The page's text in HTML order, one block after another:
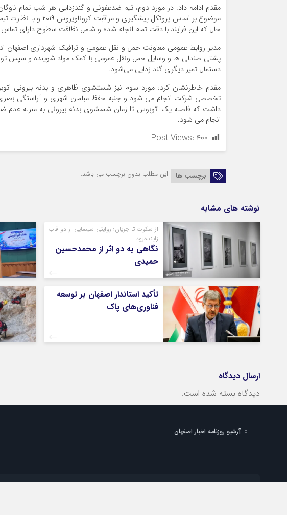
مقدم ادامه داد: در مورد دوم، تیم ضدعفونی و گندزدایی هر شب تمام
موضوع بر اساس پروتکل
حال که این فرایند با دقت تمام انجام شده و شامل نظافت سطوح دارای
مدیر روابط عمومی معاونت حمل ‌و نقل عمومی و ترافیک شهرداری اصفهان
پشتی صندلی ها و وسایل حمل ونقل عمومی با کمک مواد شوینده و سپس توسط
دستمال تمیز دیگری گند زدایی می‌شود.
مقدم خاطرنشان کرد: مورد سوم نیز شستشوی ظاهری و بدنه بیرونی
تخصصی شرکت انجام می شود و جنبه حفظ مبلمان شهری و آراستگی بصری
داشت که فاصله یک اتوبوس تا زمان شسشوی بدنه بیرونی به منزله
انجام می شود.
Post Views: ۴۰۰
برچسب ها این مطلب بدون برچسب می باشد.
نوشته های مشابه
از سکوت تا جریان؛ روایتی سینمایی از دو قاب
زاینده‌رود
نگاهی به دو اثر از محمدحسین
حمیدی
تأکید استاندار اصفهان بر توسعه
فناوری‌های پاک
ارسال دیدگاه
دیدگاه بسته شده است.
آرشیو روزنامه اخبار اصفهان
شماره تماس دفتر تهران: